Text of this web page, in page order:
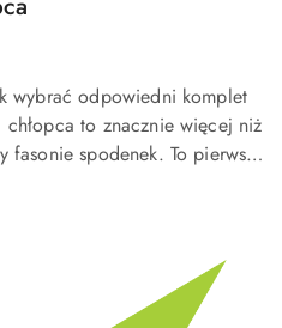
wybrać odpowiedni komplet
to znacznie więcej niż
spodenek. To pierwszy